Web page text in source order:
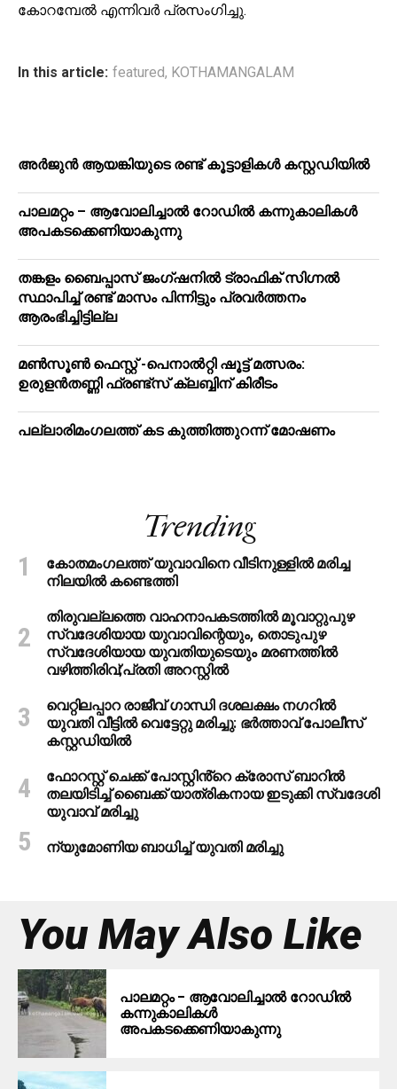
കോറമ്പേൽ എന്നിവർ പ്രസംഗിച്ചു.
In this article: featured, KOTHAMANGALAM
അർജുൻ ആയങ്കിയുടെ രണ്ട് കൂട്ടാളികൾ കസ്റ്റഡിയിൽ
പാലമറ്റം – ആവോലിച്ചാൽ റോഡിൽ കന്നുകാലികൾ
അപകടക്കെണിയാകുന്നു
തങ്കളം ബൈപ്പാസ് ജംഗ്ഷനിൽ ട്രാഫിക് സിഗ്നല്‍
സ്ഥാപിച്ച് രണ്ട് മാസം പിന്നിട്ടും പ്രവർത്തനം
ആരംഭിച്ചിട്ടില്ല
മൺസൂൺ ഫെസ്റ്റ് -പെനാൽറ്റി ഷൂട്ട് മത്സരം:
ഉരുളൻതണ്ണി ഫ്രണ്ട്സ് ക്ലബ്ബിന് കിരീടം
പ​ല്ലാ​രി​മം​ഗ​ല​ത്ത് ക​ട കു​ത്തി​ത്തുറ​ന്ന് മോ​ഷ​ണം
Trending
കോതമംഗലത്ത് യുവാവിനെ വീടിനുള്ളിൽ മരിച്ച
നിലയിൽ കണ്ടെത്തി
തിരുവല്ലത്തെ വാഹനാപകടത്തില്‍ മൂവാറ്റുപുഴ
സ്വദേശിയായ യുവാവിന്റെയും, തൊടുപുഴ
സ്വദേശിയായ യുവതിയുടെയും മരണത്തില്‍
വഴിത്തിരിവ്;പ്രതി അറസ്റ്റില്‍
വെറ്റിലപ്പാറ രാജീവ് ഗാന്ധി ദശലക്ഷം നഗറിൽ
യുവതി വീട്ടിൽ വെട്ടേറ്റു മരിച്ചു: ഭർത്താവ് പോലീസ്
കസ്റ്റഡിയിൽ
ഫോറസ്റ്റ് ചെക്ക് പോസ്റ്റിൻ്റെ ക്രോസ് ബാറില്‍
തലയിടിച്ച് ബൈക്ക് യാത്രികനായ ഇടുക്കി സ്വദേശി
യുവാവ് മരിച്ചു
ന്യുമോണിയ ബാധിച്ച് യുവതി മരിച്ചു
You May Also Like
പാലമറ്റം – ആവോലിച്ചാൽ റോഡിൽ
കന്നുകാലികൾ
അപകടക്കെണിയാകുന്നു